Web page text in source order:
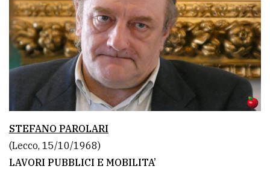
STEFANO PAROLARI
(Lecco, 15/10/1968)
LAVORI PUBBLICI E MOBILITA’